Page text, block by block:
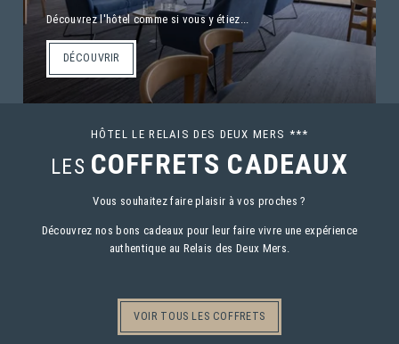
Découvrez l'hôtel comme si vous y étiez...
DÉCOUVRIR
HÔTEL LE RELAIS DES DEUX MERS ***
LES COFFRETS CADEAUX
Vous souhaitez faire plaisir à vos proches ?
Découvrez nos bons cadeaux pour leur faire vivre une expérience
authentique au Relais des Deux Mers.
VOIR TOUS LES COFFRETS